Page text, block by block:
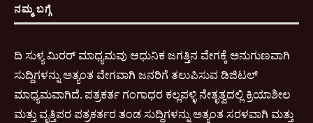
ನಮ್ಮ ಬಗ್ಗೆ
ದಿ ಸುಳ್ಯ ಮಿರರ್ ಮಾಧ್ಯಮವು ಆಧುನಿಕ ಜಗತ್ತಿನ ವೇಗಕ್ಕೆ ಅನುಗುಣವಾಗಿ
ಸುದ್ದಿಗಳನ್ನು ಅತ್ಯಂತ ವೇಗವಾಗಿ ಜನರಿಗೆ ತಲುಪಿಸುವ ಡಿಜಿಟಲ್
ಮಾಧ್ಯಮವಾಗಿದೆ. ಪತ್ರಕರ್ತ ಗಂಗಾಧರ ಕಲ್ಲಪಳ್ಳಿ ನೇತೃತ್ವದಲ್ಲಿ ಕ್ರಿಯಾಶೀಲ
ಮತ್ತು ವೃತ್ತಿಪರ ಪತ್ರಕರ್ತರ ತಂಡ ಸುದ್ದಿಗಳನ್ನು ಅತ್ಯಂತ ಸರಳವಾಗಿ ಮತ್ತು